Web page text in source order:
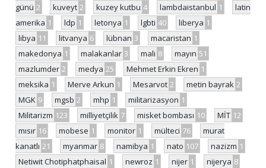
günü 2 kuveyt 2 kuzey kutbu 4 lambdaistanbul 1
latin
amerika 1 ldp 1 letonya 1 lgbti 40 liberya 1
libya 11 litvanya 6 lübnan 3 macaristan 1
makedonya 1 malakanlar 3 mali 8 mayın 51
mazlumder 2 medya 25 Mehmet Erkin Ekren 1
meksika 1 Merve Arkun 1 Mesarvot 2 metin bayrak 2
MGK 9 mgsb 2 mhp 1 militarizasyon 1
Militarizm 123 milliyetçilik 7 misket bombası 10 MİT 12
mısır 16 mobese 1 monitor 1 mülteci 76
murat
kanatlı 21 myanmar 8 namibya 1 nato 107 nazizm 1
Netiwit Chotiphatphaisal 1 newroz 1 nijer 1 nijerya 8